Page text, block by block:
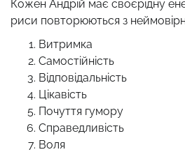
Кожен Андрій має своєрідну
риси повторюються з
Витримка
Самостійність
Відповідальність
Цікавість
Почуття гумору
Справедливість
Воля